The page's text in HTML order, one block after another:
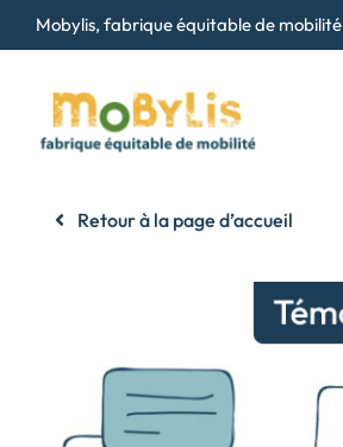
Passer
au
Mobylis, fabrique équitable de mobilité
Contact
Retour à la page d’accueil